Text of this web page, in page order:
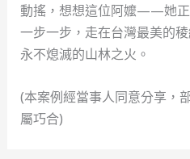
動搖，想想這位阿嬤——她正
一步一步，走在台灣最美的
永不熄滅的山林之火。
(本案例經當事人同意分享，
屬巧合)